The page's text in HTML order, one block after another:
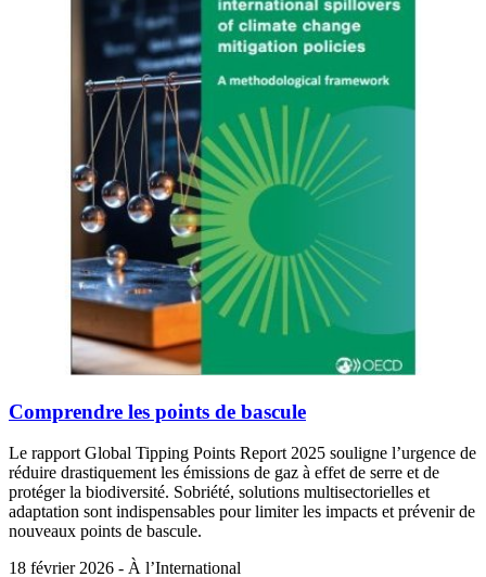
Comprendre les points de bascule
Le rapport Global Tipping Points Report 2025 souligne l’urgence de
réduire drastiquement les émissions de gaz à effet de serre et de
protéger la biodiversité. Sobriété, solutions multisectorielles et
adaptation sont indispensables pour limiter les impacts et prévenir de
nouveaux points de bascule.
18 février 2026 - À l’International